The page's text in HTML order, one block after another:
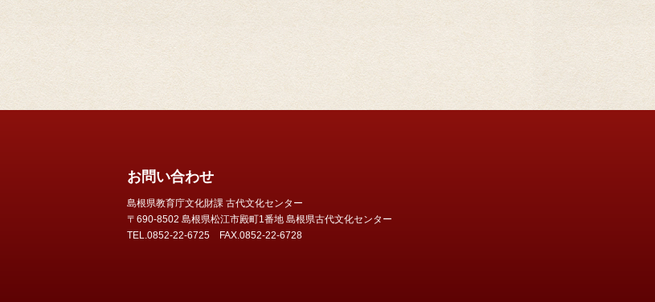
お問い合わせ
島根県教育庁文化財課 古代文化センター
〒690-8502 島根県松江市殿町1番地 島根県古代文化センター
TEL.0852-22-6725 FAX.0852-22-6728